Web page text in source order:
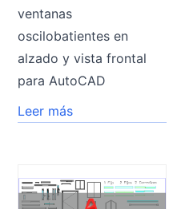
ventanas
oscilobatientes en
alzado y vista frontal
para AutoCAD
Leer más